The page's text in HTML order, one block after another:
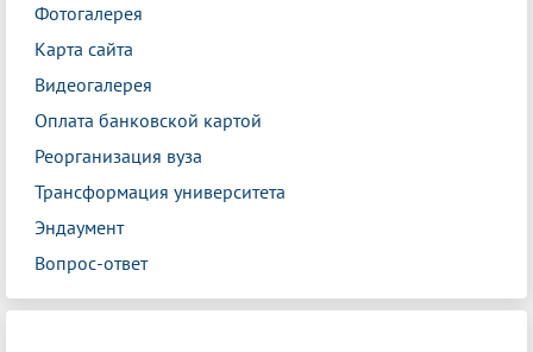
Фотогалерея
Карта сайта
Видеогалерея
Оплата банковской картой
Реорганизация вуза
Трансформация университета
Эндаумент
Вопрос-ответ